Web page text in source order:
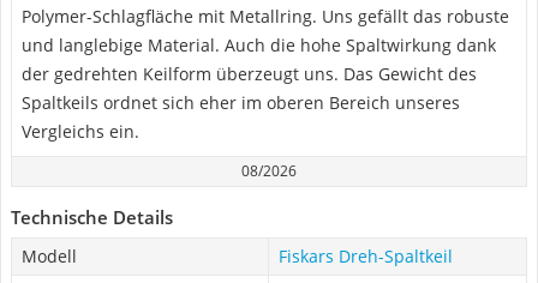
Polymer-Schlagfläche mit Metallring. Uns gefällt das robuste
und langlebige Material. Auch die hohe Spaltwirkung dank
der gedrehten Keilform überzeugt uns. Das Gewicht des
Spaltkeils ordnet sich eher im oberen Bereich unseres
Vergleichs ein.
08/2026
Technische Details
Modell
Fiskars Dreh-Spaltkeil